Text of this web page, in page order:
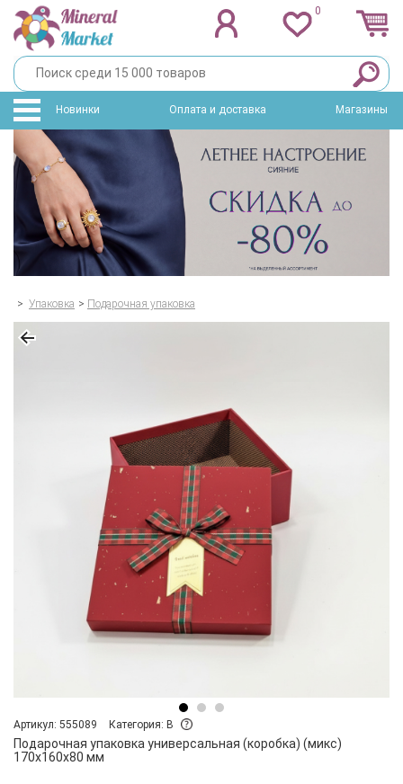
0
Новинки Оплата и доставка Магазины
> Упаковка > Подарочная упаковка
Артикул: 555089 Категория: B
Подарочная упаковка универсальная (коробка) (микс)
170х160х80 мм